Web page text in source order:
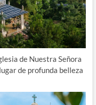
de Nuestra Señora
de profunda belleza